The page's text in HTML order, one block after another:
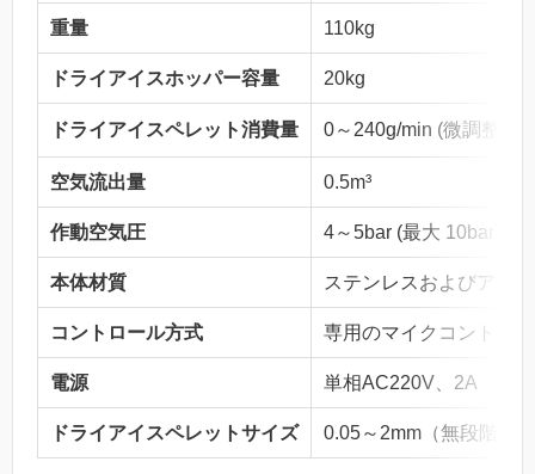
重量 110kg
ドライアイスホッパー容量 20kg
ドライアイスペレット消費量 0～240g/min (微調整可
空気流出量 0.5m³
作動空気圧 4～5bar (最大 10bar)
本体材質 ステンレスおよびアル
コントロール方式 専用のマイクコントロ
電源 単相AC220V、2A
ドライアイスペレットサイズ 0.05～2mm（無段階調